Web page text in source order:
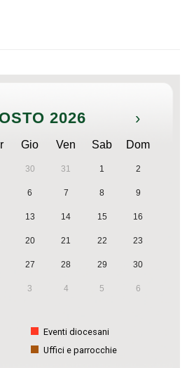
2026 ›
Gio Ven Sab Dom
30 31 1 2
6 7 8 9
13 14 15 16
20 21 22 23
27 28 29 30
3 4 5 6
Eventi diocesani
Uffici e parrocchie